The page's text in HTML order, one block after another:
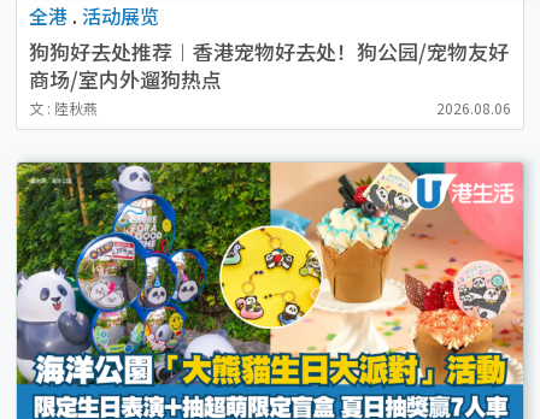
全港 . 活动展览
狗狗好去处推荐︱香港宠物好去处！狗公园/宠物友好
商场/室内外遛狗热点
文 : 陸秋燕 2026.08.06